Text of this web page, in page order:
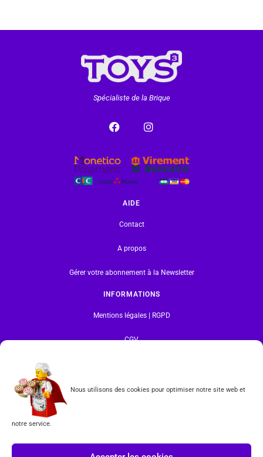
Nous utilisons des cookies pour optimiser notre site web et
notre service.
Spécialiste de la Brique
AIDE
Contact
A propos
Gérer votre abonnement à la Newsletter
INFORMATIONS
Mentions légales | RGPD
CGV
Tous les produits vendus sur ce site sont fabriqués par LEGO exclusivement. LEGO® est une
marque déposée par The LEGO Group. Les propriétaires des marques respectives citées sur le site
en restent les propriétaires. Tous droits réservés.